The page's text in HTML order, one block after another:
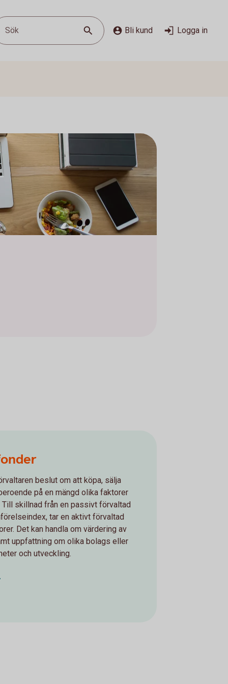
Sök Bli kund Logga in
beslut om att köpa, sälja
på en mängd olika faktorer
skillnad från en passivt förvaltad
tar en aktivt förvaltad
Det kan handla om värdering av
uppfattning om olika bolags eller
och utveckling.